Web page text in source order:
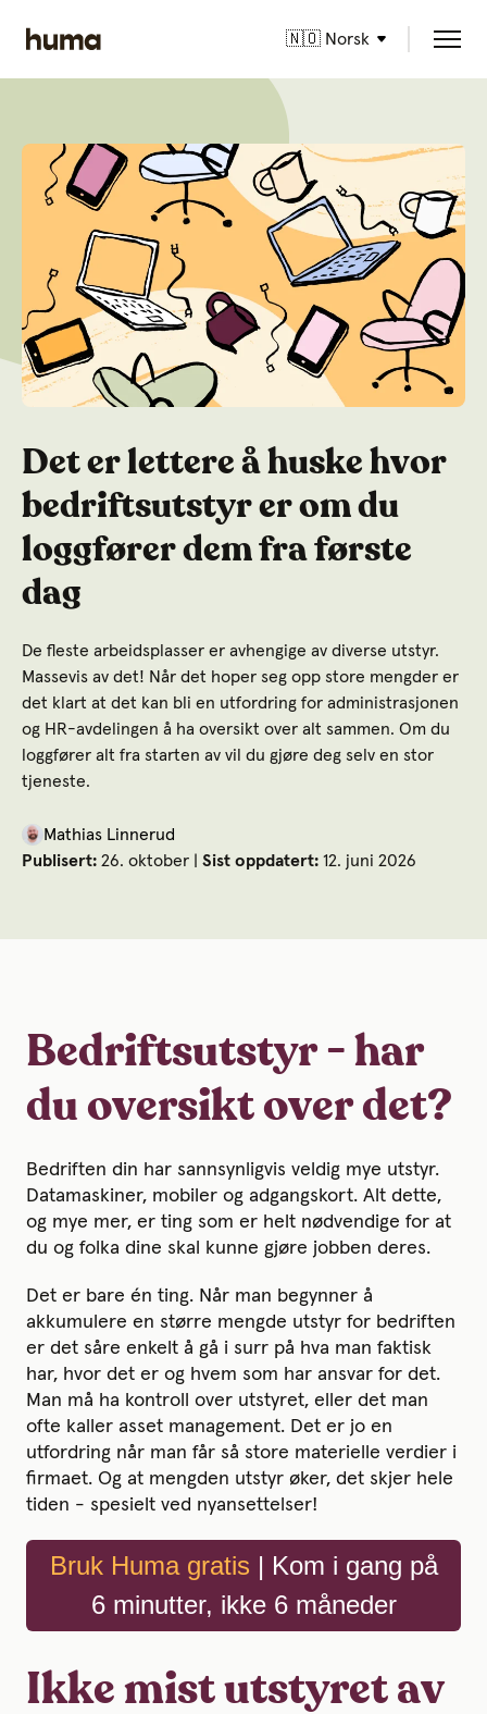
🇳🇴 Norsk
Det er lettere å huske hvor
bedriftsutstyr er om du
loggfører dem fra første
dag
De fleste arbeidsplasser er avhengige av diverse utstyr.
Massevis av det! Når det hoper seg opp store mengder er
det klart at det kan bli en utfordring for administrasjonen
og HR-avdelingen å ha oversikt over alt sammen. Om du
loggfører alt fra starten av vil du gjøre deg selv en stor
tjeneste.
Mathias Linnerud
Publisert: 26. oktober | Sist oppdatert: 12. juni 2026
Bedriftsutstyr - har
du oversikt over det?
Bedriften din har sannsynligvis veldig mye utstyr.
Datamaskiner, mobiler og adgangskort. Alt dette,
og mye mer, er ting som er helt nødvendige for at
du og folka dine skal kunne gjøre jobben deres.
Det er bare én ting. Når man begynner å
akkumulere en større mengde utstyr for bedriften
er det såre enkelt å gå i surr på hva man faktisk
har, hvor det er og hvem som har ansvar for det.
Man må ha kontroll over utstyret, eller det man
ofte kaller asset management. Det er jo en
utfordring når man får så store materielle verdier i
firmaet. Og at mengden utstyr øker, det skjer hele
tiden - spesielt ved nyansettelser!
Bruk Huma gratis | Kom i gang på
6 minutter, ikke 6 måneder
Ikke mist utstyret av